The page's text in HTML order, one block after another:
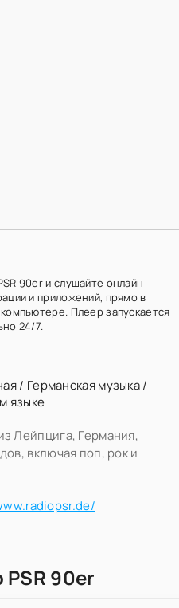
90er и слушайте онлайн
и приложений, прямо в
Плеер запускается
24/7.
/ Германская музыка/
языке
Лейпцига, Германия,
включая поп, рок и
90er